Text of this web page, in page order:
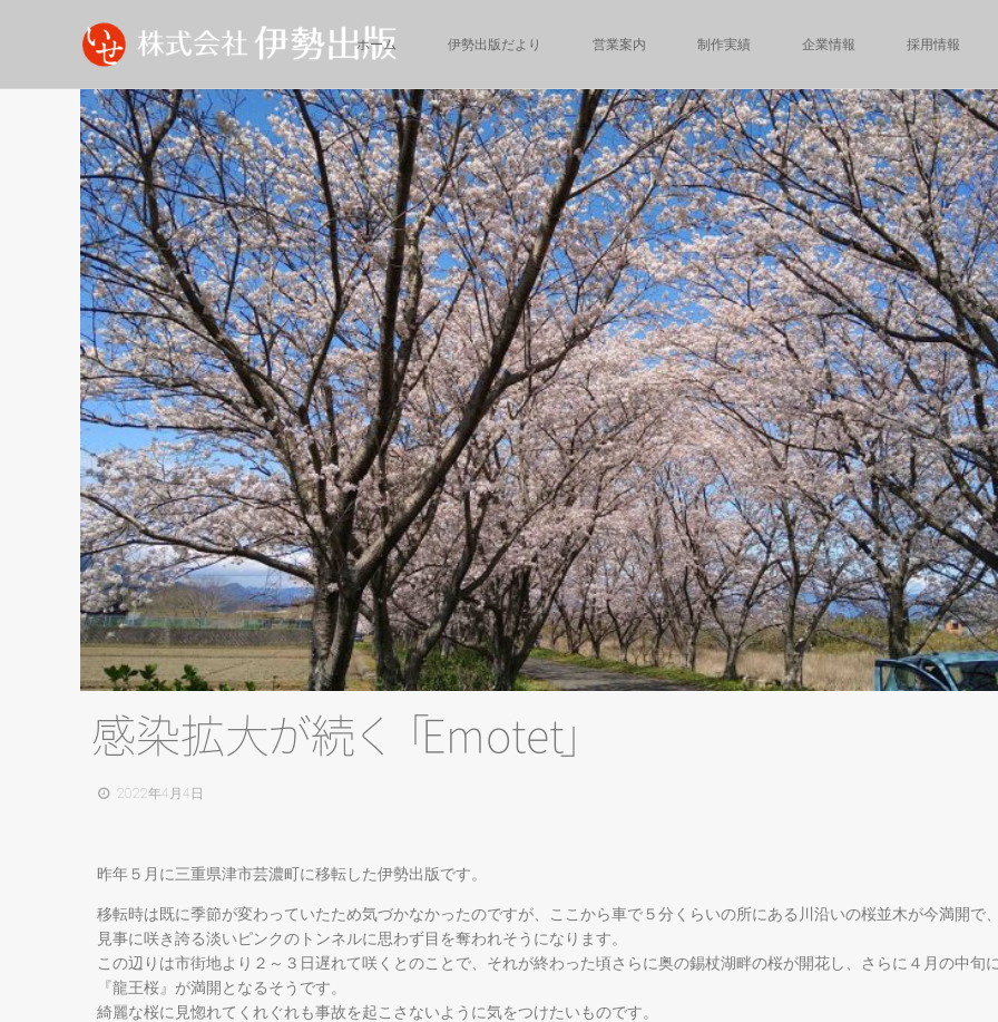
ホーム 伊勢出版だより 営業案内 制作実績 企業情報 採用情報
感染拡大が続く 「 Emotet」
2022年4月4日
昨年５月に三重県津市芸濃町に移転した伊勢出版です。
移転時は既に季節が変わっていたため気づかなかったのですが、ここから車で５分くらいの所にある川沿いの桜並木が今満開で
見事に咲き誇る淡いピンクのトンネルに思わず目を奪われそうになります。
この辺りは市街地より２～３日遅れて咲くとのことで、それが終わった頃さらに奥の錫杖湖畔の桜が開花し、さらに４月の中旬
『龍王桜』が満開となるそうです。
綺麗な桜に見惚れてくれぐれも事故を起こさないように気をつけたいものです。